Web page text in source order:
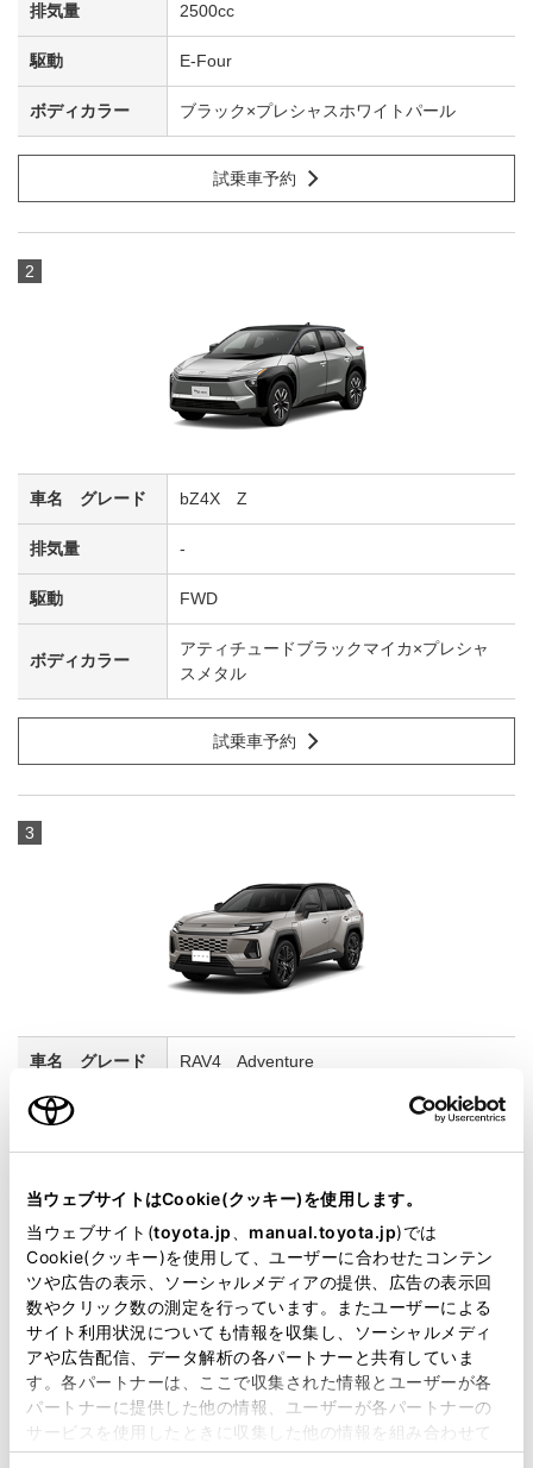
当ウェブサイトはCookie(クッキー)を使用します。
当ウェブサイト(toyota.jp manual.toyota.jp)では
Cookie(クッキー)を使用して、ユーザーに合わせたコンテン
ツや広告の表示、ソーシャルメディアの提供、広告の表示回
数やクリック数の測定を行っています。またユーザーによる
サイト利用状況についても情報を収集し、ソーシャルメディ
アや広告配信、データ解析の各パートナーと共有していま
す。各パートナーは、ここで収集された情報とユーザーが各
パートナーに提供した他の情報、ユーザーが各パートナーの
サービスを使用したときに収集した他の情報を組み合わせて
使用することがあります。当ウェブサイトの使用を続行する
2500cc
E-Four
ブラック×プレシャスホワイトパール
試乗車予約
2
bZ4X Z
-
FWD
アティチュードブラックマイカ×プレシャ
スメタル
試乗車予約
3
RAV4 Adventure
エバーレスト
展示車
4